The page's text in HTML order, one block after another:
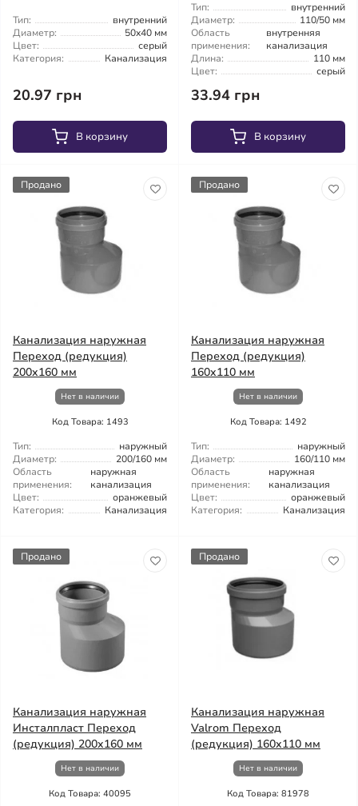
Тип:
внутренний
Диаметр:
50x40 мм
Цвет:
серый
Категория:
Канализация
20.97 грн
В корзину
Тип:
внутренний
Диаметр:
110/50 мм
Область
применения:
внутренняя
канализация
Длина:
110 мм
Цвет:
серый
33.94 грн
В корзину
Продано
Канализация наружная
Переход (редукция)
200x160 мм
Нет в наличии
Код Товара: 1493
Тип:
наружный
Диаметр:
200/160 мм
Область
применения:
наружная
канализация
Цвет:
оранжевый
Категория:
Канализация
Продано
Канализация наружная
Переход (редукция)
160x110 мм
Нет в наличии
Код Товара: 1492
Тип:
наружный
Диаметр:
160/110 мм
Область
применения:
наружная
канализация
Цвет:
оранжевый
Категория:
Канализация
Продано
Канализация наружная
Инсталпласт Переход
(редукция) 200x160 мм
Нет в наличии
Код Товара: 40095
Продано
Канализация наружная
Valrom Переход
(редукция) 160x110 мм
Нет в наличии
Код Товара: 81978